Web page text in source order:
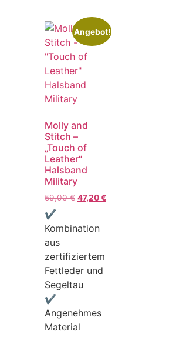
Angebot!
Molly and
Stitch –
„Touch of
Leather“
Halsband
Military
59,00€ 47,20€
✔
Kombination
aus
zertifiziertem
Fettleder und
Segeltau
✔
Angenehmes
Material